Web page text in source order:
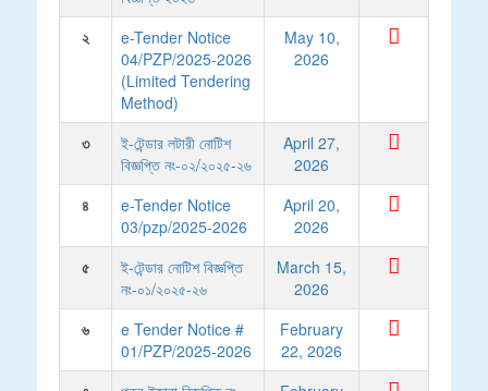
২
e-Tender Notice
04/PZP/2025-2026
(Limited Tendering
Method)
May 10,
2026
৩
ই-টেন্ডার লটারী নোটিশ
বিজ্ঞপ্তি নং-০২/২০২৫-২৬
April 27,
2026
৪
e-Tender Notice
03/pzp/2025-2026
April 20,
2026
৫
ই-টেন্ডার নোটিশ বিজ্ঞপ্তি
নং-০১/২০২৫-২৬
March 15,
2026
৬
e Tender Notice #
01/PZP/2025-2026
February
22, 2026